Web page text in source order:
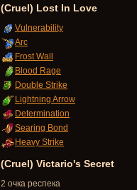
(Cruel) Lost In Love
Vulnerability
Arc
Frost Wall
Blood Rage
Double Strike
Lightning Arrow
Determination
Searing Bond
Heavy Strike
(Cruel) Victario's Secret
2 очка респека